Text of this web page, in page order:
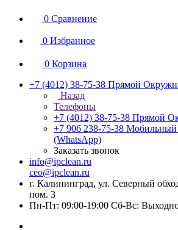
0 Сравнение
0 Избранное
0 Корзина
+7 (4012) 38-75-38 Прямой
Назад
Телефоны
+7 (4012) 38-75-38 Прямой
+7 906 238-75-38
(WhatsApp)
Заказать звонок
info@ipclean.ru
ceo@ipclean.ru
г. Калининград, ул. Северный
пом. 3
Пн-Пт: 09:00-19:00 Сб-Вс: